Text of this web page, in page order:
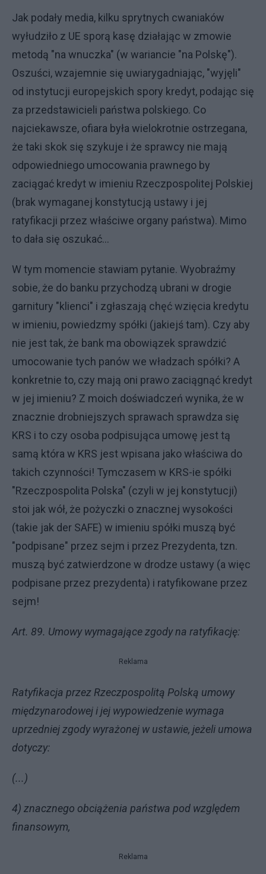
Jak podały media, kilku sprytnych cwaniaków
wyłudziło z UE sporą kasę działając w zmowie
metodą "na wnuczka" (w wariancie "na Polskę").
Oszuści, wzajemnie się uwiarygadniając, "wyjęli"
od instytucji europejskich spory kredyt, podając się
za przedstawicieli państwa polskiego. Co
najciekawsze, ofiara była wielokrotnie ostrzegana,
że taki skok się szykuje i że sprawcy nie mają
odpowiedniego umocowania prawnego by
zaciągać kredyt w imieniu Rzeczpospolitej Polskiej
(brak wymaganej konstytucją ustawy i jej
ratyfikacji przez właściwe organy państwa). Mimo
to dała się oszukać...
W tym momencie stawiam pytanie. Wyobraźmy
sobie, że do banku przychodzą ubrani w drogie
garnitury "klienci" i zgłaszają chęć wzięcia kredytu
w imieniu, powiedzmy spółki (jakiejś tam). Czy aby
nie jest tak, że bank ma obowiązek sprawdzić
umocowanie tych panów we władzach spółki? A
konkretnie to, czy mają oni prawo zaciągnąć kredyt
w jej imieniu? Z moich doświadczeń wynika, że w
znacznie drobniejszych sprawach sprawdza się
KRS i to czy osoba podpisująca umowę jest tą
samą która w KRS jest wpisana jako właściwa do
takich czynności! Tymczasem w KRS-ie spółki
"Rzeczpospolita Polska" (czyli w jej konstytucji)
stoi jak wół, że pożyczki o znacznej wysokości
(takie jak der SAFE) w imieniu spółki muszą być
"podpisane" przez sejm i przez Prezydenta, tzn.
muszą być zatwierdzone w drodze ustawy (a więc
podpisane przez prezydenta) i ratyfikowane przez
sejm!
Art. 89. Umowy wymagające zgody na ratyfikację:
Reklama
Ratyfikacja przez Rzeczpospolitą Polską umowy
międzynarodowej i jej wypowiedzenie wymaga
uprzedniej zgody wyrażonej w ustawie, jeżeli umowa
dotyczy:
(...)
4) znacznego obciążenia państwa pod względem
finansowym,
Reklama